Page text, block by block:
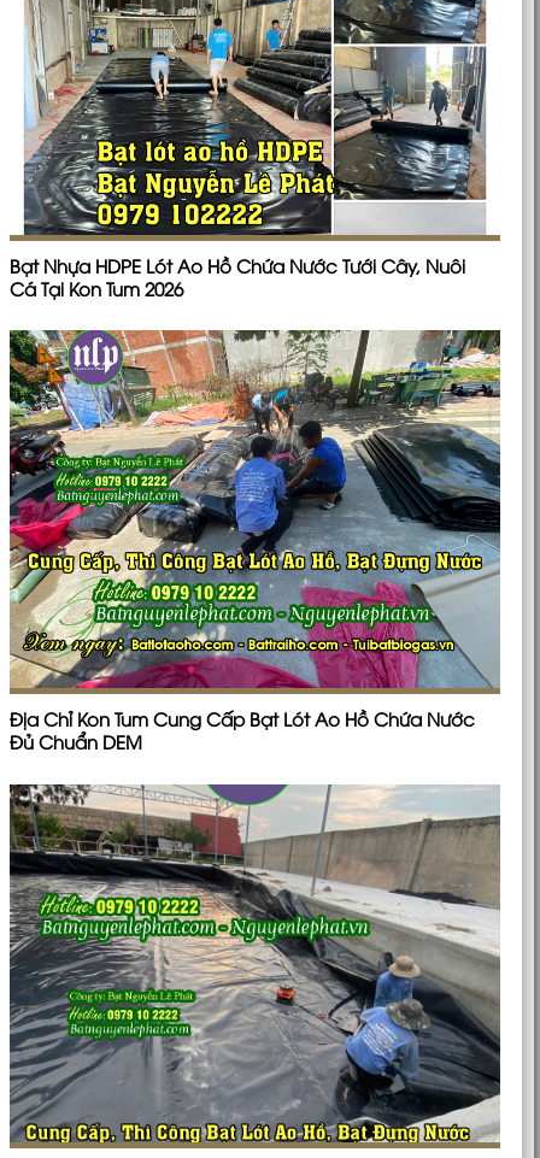
Bạt Nhựa HDPE Lót Ao Hồ Chứa Nước Tưới Cây, Nuôi
Cá Tại Kon Tum 2026
Địa Chỉ Kon Tum Cung Cấp Bạt Lót Ao Hồ Chứa Nước
Đủ Chuẩn DEM